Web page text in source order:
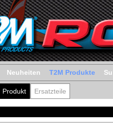
Neuheiten T2M Produkte
Produkt Ersatzteile